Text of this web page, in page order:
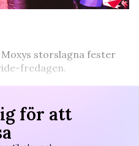
storslagna fester
fredagen.
för att